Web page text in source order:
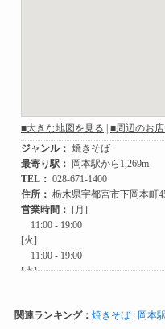
関連ランキング： 焼きそば| 岡本駅